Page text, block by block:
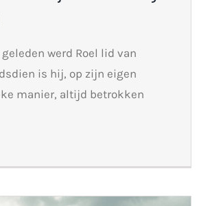
werd Roel lid van
is hij, op zijn eigen
manier, altijd betrokken